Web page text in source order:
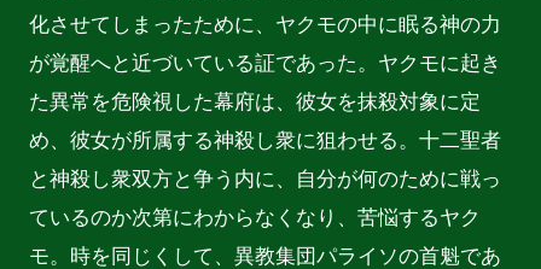
化させてしまったために、ヤクモの中に眠る神の力
が覚醒へと近づいている証であった。ヤクモに起き
た異常を危険視した幕府は、彼女を抹殺対象に定
め、彼女が所属する神殺し衆に狙わせる。十二聖者
と神殺し衆双方と争う内に、自分が何のために戦っ
ているのか次第にわからなくなり、苦悩するヤク
モ。時を同じくして、異教集団パライソの首魁であ